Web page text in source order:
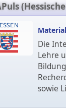
Die
Lehre
sowie